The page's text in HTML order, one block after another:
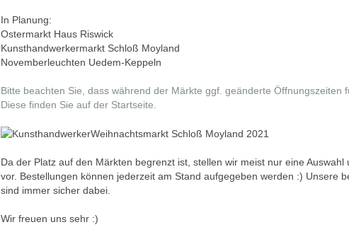
In Planung:
Ostermarkt Haus Riswick
Kunsthandwerkermarkt Schloß Moyland
Novemberleuchten Uedem-Keppeln
Bitte beachten Sie, dass während der Märkte ggf. geänderte Öffnungszeiten
Diese finden Sie auf der Startseite.
Da der Platz auf den Märkten begrenzt ist, stellen wir meist nur eine Auswahl
vor. Bestellungen können jederzeit am Stand aufgegeben werden :) Unsere
sind immer sicher dabei.
Wir freuen uns sehr :)